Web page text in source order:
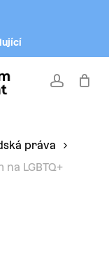
account
práva
LGBTQ+